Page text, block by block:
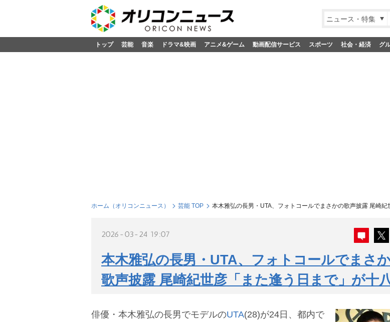
ニュース・特集
トップ 芸能 音楽 ドラマ&映画 アニメ&ゲーム 動画配信サービス スポーツ 社会・経済 グ
ホーム（オリコンニュース） 芸能 TOP 本木雅弘の長男・UTA、フォトコールでまさかの歌声披露 尾崎
2026-03-24 19:07
本木雅弘の長男・UTA、フォトコールでまさ
歌声披露 尾崎紀世彦「また逢う日まで」が十
俳優・本木雅弘の長男でモデルのUTA(28)が24日、都内で